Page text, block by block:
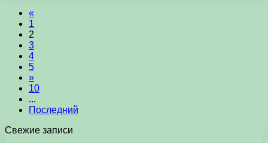
«
1
2
3
4
5
»
10
...
Последний
Свежие записи